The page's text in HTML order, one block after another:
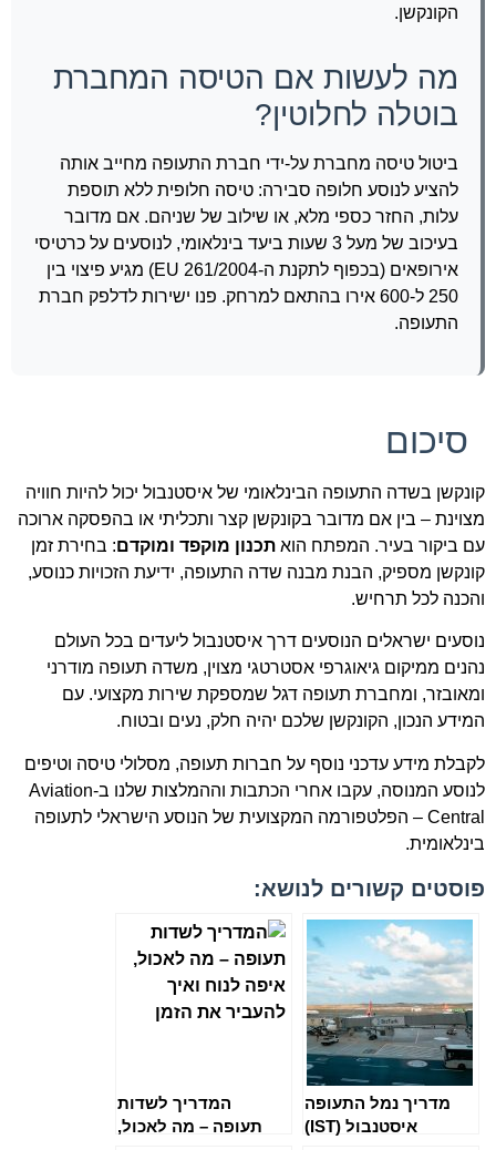
הקונקשן.
מה לעשות אם הטיסה המחברת
בוטלה לחלוטין?
ביטול טיסה מחברת על-ידי חברת התעופה מחייב אותה
להציע לנוסע חלופה סבירה: טיסה חלופית ללא תוספת
עלות, החזר כספי מלא, או שילוב של שניהם. אם מדובר
בעיכוב של מעל 3 שעות ביעד בינלאומי, לנוסעים על כרטיסי
אירופאים (בכפוף לתקנת ה-EU 261/2004) מגיע פיצוי בין
250 ל-600 אירו בהתאם למרחק. פנו ישירות לדלפק חברת
התעופה.
סיכום
קונקשן בשדה התעופה הבינלאומי של איסטנבול יכול להיות חוויה
מצוינת – בין אם מדובר בקונקשן קצר ותכליתי או בהפסקה ארוכה
עם ביקור בעיר. המפתח הוא תכנון מוקפד ומוקדם: בחירת זמן
קונקשן מספיק, הבנת מבנה שדה התעופה, ידיעת הזכויות כנוסע,
והכנה לכל תרחיש.
נוסעים ישראלים הנוסעים דרך איסטנבול ליעדים בכל העולם
נהנים ממיקום גיאוגרפי אסטרטגי מצוין, משדה תעופה מודרני
ומאובזר, ומחברת תעופה דגל שמספקת שירות מקצועי. עם
המידע הנכון, הקונקשן שלכם יהיה חלק, נעים ובטוח.
לקבלת מידע עדכני נוסף על חברות תעופה, מסלולי טיסה וטיפים
לנוסע המנוסה, עקבו אחרי הכתבות וההמלצות שלנו ב-Aviation
Central – הפלטפורמה המקצועית של הנוסע הישראלי לתעופה
בינלאומית.
פוסטים קשורים לנושא:
מדריך נמל התעופה
איסטנבול (IST)
המדריך לשדות
תעופה – מה לאכול,